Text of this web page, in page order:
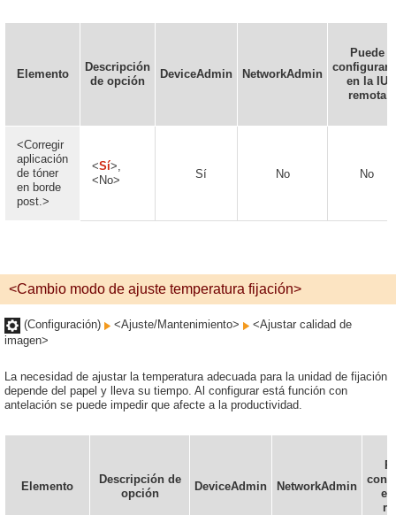
Elemento
Descripción
de opción
DeviceAdmin NetworkAdmin
Puede
en la IU
remota
<Corregir
aplicación
de tóner
en borde
post.>
<Sí>,
<No>
Sí No No
<Cambio modo de ajuste temperatura fijación>
(Configuración) <Ajuste/Mantenimiento>
<Ajustar calidad de
imagen>
La necesidad de ajustar la temperatura adecuada para la unidad de fijación
depende del papel y lleva su tiempo. Al configurar está función con
antelación se puede impedir que afecte a la productividad.
Elemento
Descripción de
opción
DeviceAdmin NetworkAdmin